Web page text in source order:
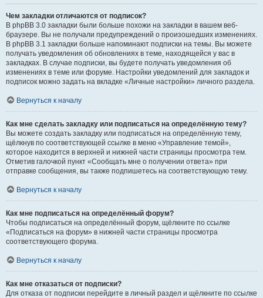
Чем закладки отличаются от подписок?
В phpBB 3.0 закладки были больше похожи на закладки в вашем веб-
браузере. Вы не получали предупреждений о произошедших изменениях.
В phpBB 3.1 закладки больше напоминают подписки на темы. Вы можете
получать уведомления об обновлениях в теме, находящейся у вас в
закладках. В случае подписки, вы будете получать уведомления об
изменениях в теме или форуме. Настройки уведомлений для закладок и
подписок можно задать на вкладке «Личные настройки» личного раздела.
Вернуться к началу
Как мне сделать закладку или подписаться на определённую тему?
Вы можете создать закладку или подписаться на определённую тему,
щёлкнув по соответствующей ссылке в меню «Управление темой»,
которое находится в верхней и нижней части страницы просмотра тем.
Отметив галочкой пункт «Сообщать мне о получении ответа» при
отправке сообщения, вы также подпишетесь на соответствующую тему.
Вернуться к началу
Как мне подписаться на определённый форум?
Чтобы подписаться на определённый форум, щёлкните по ссылке
«Подписаться на форум» в нижней части страницы просмотра
соответствующего форума.
Вернуться к началу
Как мне отказаться от подписки?
Для отказа от подписки перейдите в личный раздел и щёлкните по ссылке